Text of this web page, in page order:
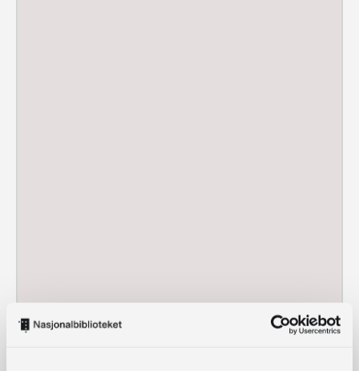
KJELL
HABBESTAD
ilLUXit – For
190,–Prisområde:
kr 88,–